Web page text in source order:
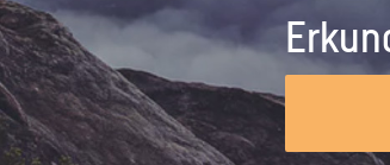
Unternehmen lohnt, wie man sich
vorbereitet und wie ein Vorab-Anruf
abläuft.